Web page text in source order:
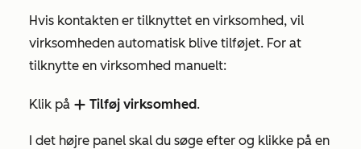
Hvis kontakten er tilknyttet en virksomhed, vil
virksomheden automatisk blive tilføjet. For at
tilknytte en virksomhed manuelt:
Klik på add Tilføj virksomhed.
I det højre panel skal du søge efter og klikke på en